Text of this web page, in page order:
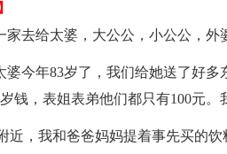
给太婆，大公公，小公公，外
年83岁了，我们给她送了好多
钱，表姐表弟他们都只有100元。
，我和爸爸妈妈提着事先买的饮